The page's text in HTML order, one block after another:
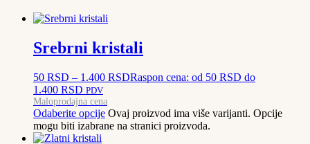
Srebrni kristali
50 RSD – 1.400 RSDRaspon cena: od 50 RSD do
1.400 RSD PDV
Maloprodajna cena
Odaberite opcije Ovaj proizvod ima više varijanti. Opcije
mogu biti izabrane na stranici proizvoda.